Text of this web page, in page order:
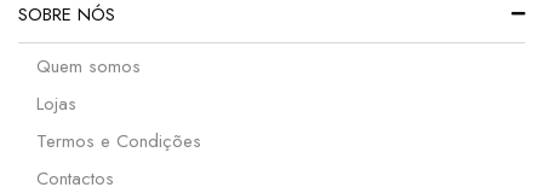
SOBRE NÓS
Quem somos
Lojas
Termos e Condições
Contactos